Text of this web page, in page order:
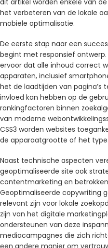
het verbeteren van de lokale
mobiele optimalisatie.
De eerste stap naar een
begint met responsief
ervoor dat alle inhoud correct
apparaten, inclusief
het de laadtijden van pagina’s
invloed kan hebben op de
rankingfactoren binnen
van moderne
CSS3 worden websites
de apparaatgrootte of het type.
Naast technische aspecten
geoptimaliseerde site ook
contentmarketing en
Geoptimaliseerde copywriting
relevant zijn voor lokale
zijn van het digitale
ondersteunen van deze
mediacampagnes die zich
een andere manier om